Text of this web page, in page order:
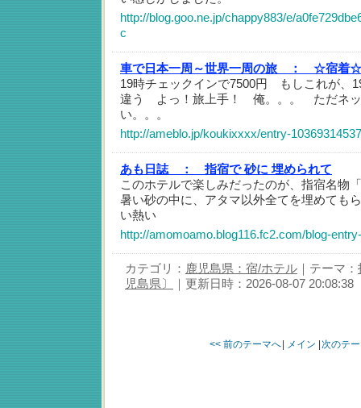
http://blog.goo.ne.jp/chappy883/e/
c
車で日本一周～世界一周の旅 ：
☆宿着☆
19時チェックインで7500円 もしこれが、
違う よっ！旅上手！ 俺。。。 ただネッ
い。。。
http://ameblo.jp/koukixxxx/entry-
あも日誌 ：
指宿で 砂に 埋められて
このホテルで楽しみだったのが、指宿名物
暑い砂の中に、アタマ以外全てを埋めても
い熱い
http://amomoamo.blog116.fc2.com/blog-
カテゴリ： 鹿児島県：宿/ホテル ｜テーマ：
児島県〕
｜更新日時：2026-08-07 20:08:38
<< 前のテーマへ メイン 次のテ